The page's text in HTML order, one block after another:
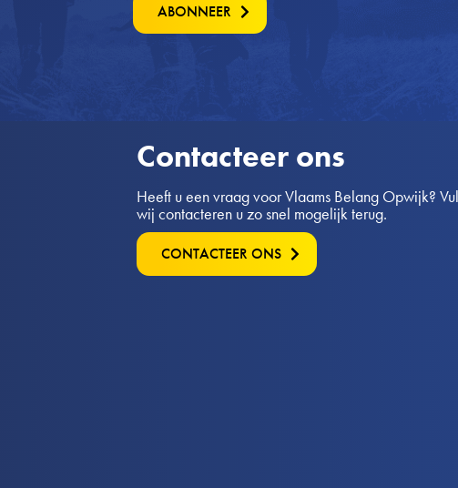
ABONNEER
Contacteer ons
Heeft u een vraag voor Vlaams Belang Opwijk?
wij contacteren u zo snel mogelijk terug.
CONTACTEER ONS